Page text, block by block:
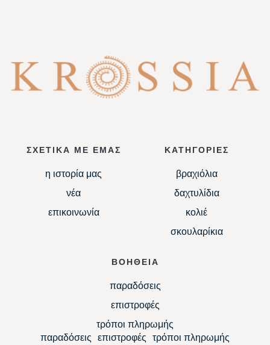
ΣΧΕΤΙΚΑ ΜΕ ΕΜΑΣ
η ιστορία μας
νέα
επικοινωνία
ΚΑΤΗΓΟΡΙΕΣ
βραχιόλια
δαχτυλίδια
κολιέ
σκουλαρίκια
ΒΟΗΘΕΙΑ
παραδόσεις
επιστροφές
τρόποι πληρωμής
παραδόσεις επιστροφές τρόποι πληρωμής